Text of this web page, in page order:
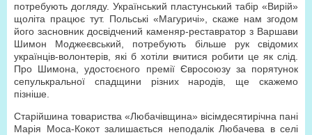
потребують догляду. Український пластунський табір «Вирій»
щоліта працює тут. Польські «Магуричі», скаже нам згодом
його засновник досвідчений каменяр-реставратор з Варшави
Шимон Моджеєвський, потребують більше рук свідомих
українців-волонтерів, які б хотіли вчитися робити це як слід.
Про Шимона, удостоєного премії Євросоюзу за порятунок
сепулькральної спадщини різних народів, ще скажемо
пізніше.
Старійшина товариства «Любачівщина» вісімдесятирічна пані
Марія Моса-Кокот залишається неподалік Любачева в селі